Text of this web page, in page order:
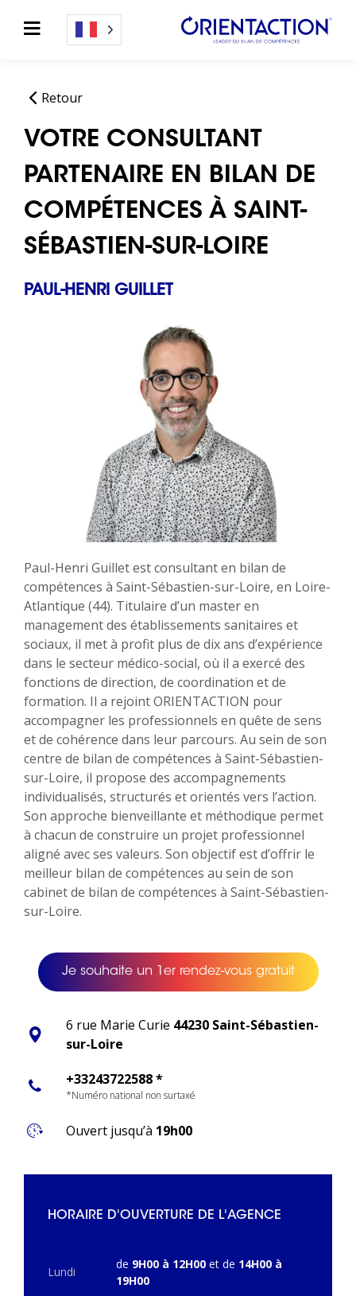
Retour
VOTRE CONSULTANT
PARTENAIRE EN BILAN DE
COMPÉTENCES À SAINT-
SÉBASTIEN-SUR-LOIRE
PAUL-HENRI GUILLET
Paul-Henri Guillet est consultant en bilan de
compétences à Saint-Sébastien-sur-Loire, en Loire-
Atlantique (44). Titulaire d’un master en
management des établissements sanitaires et
sociaux, il met à profit plus de dix ans d’expérience
dans le secteur médico-social, où il a exercé des
fonctions de direction, de coordination et de
formation. Il a rejoint ORIENTACTION pour
accompagner les professionnels en quête de sens
et de cohérence dans leur parcours. Au sein de son
centre de bilan de compétences à Saint-Sébastien-
sur-Loire, il propose des accompagnements
individualisés, structurés et orientés vers l’action.
Son approche bienveillante et méthodique permet
à chacun de construire un projet professionnel
aligné avec ses valeurs. Son objectif est d’offrir le
meilleur bilan de compétences au sein de son
cabinet de bilan de compétences à Saint-Sébastien-
sur-Loire.
Je souhaite un 1er rendez-vous gratuit
6 rue Marie Curie 44230 Saint-Sébastien-
sur-Loire
+33243722588 *
*Numéro national non surtaxé
Ouvert jusqu’à 19h00
HORAIRE D'OUVERTURE DE L'AGENCE
Lundi
de 9H00 à 12H00 et de 14H00 à
19H00